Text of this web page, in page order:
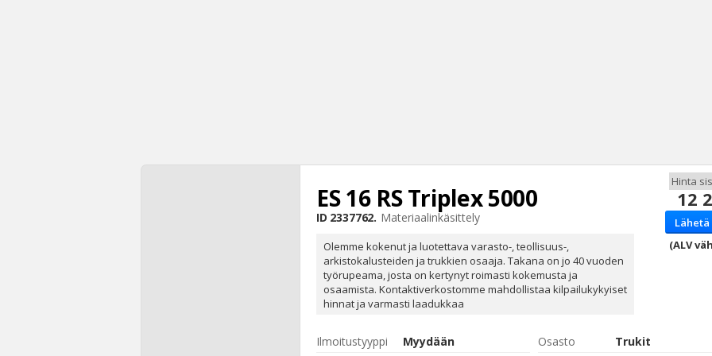
12
(ALV
ES 16 RS Triplex 5000
ID 2337762. Materiaalinkäsittely
Olemme kokenut ja luotettava varasto-, teollisuus-,
arkistokalusteiden ja trukkien osaaja. Takana on jo 40 vuoden
työrupeama, josta on kertynyt roimasti kokemusta ja
osaamista. Kontaktiverkostomme mahdollistaa kilpailukykyiset
hinnat ja varmasti laadukkaa
Ilmoitustyyppi Myydään Osasto
Trukit